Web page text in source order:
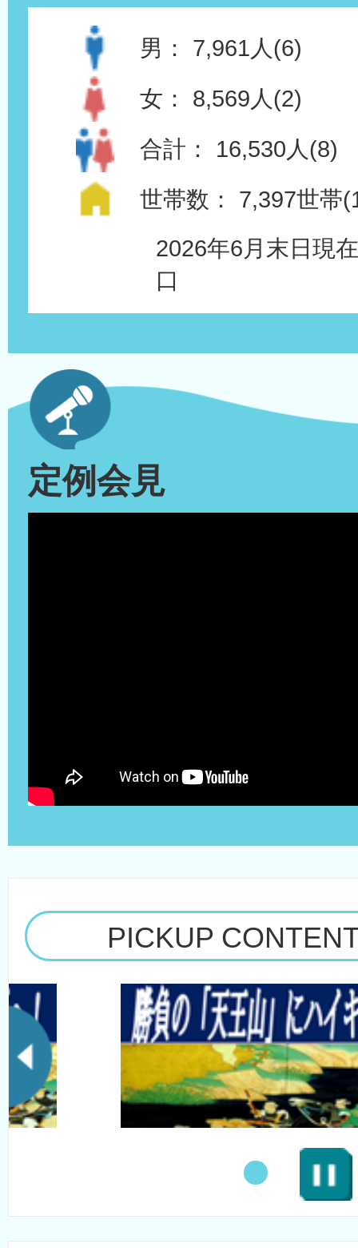
男： 7,961人(6)
女： 8,569人(2)
合計： 16,530人(8)
世帯数： 7,397世帯
2026年6月末日現
口
定例会見
PICKUP